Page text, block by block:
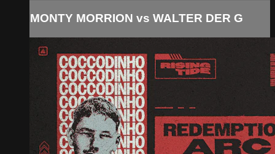
MONTY MORRION vs WALTER DER G